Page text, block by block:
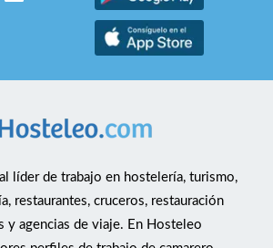
líder de trabajo en hostelería, turismo,
restaurantes, cruceros, restauración
y agencias de viaje. En Hosteleo